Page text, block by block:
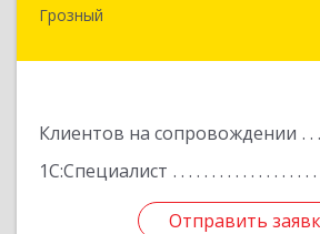
Грозный
Клиентов на сопровождении
1С:Специалист
Отправить
364906, Чеченская Респ,
Отправить